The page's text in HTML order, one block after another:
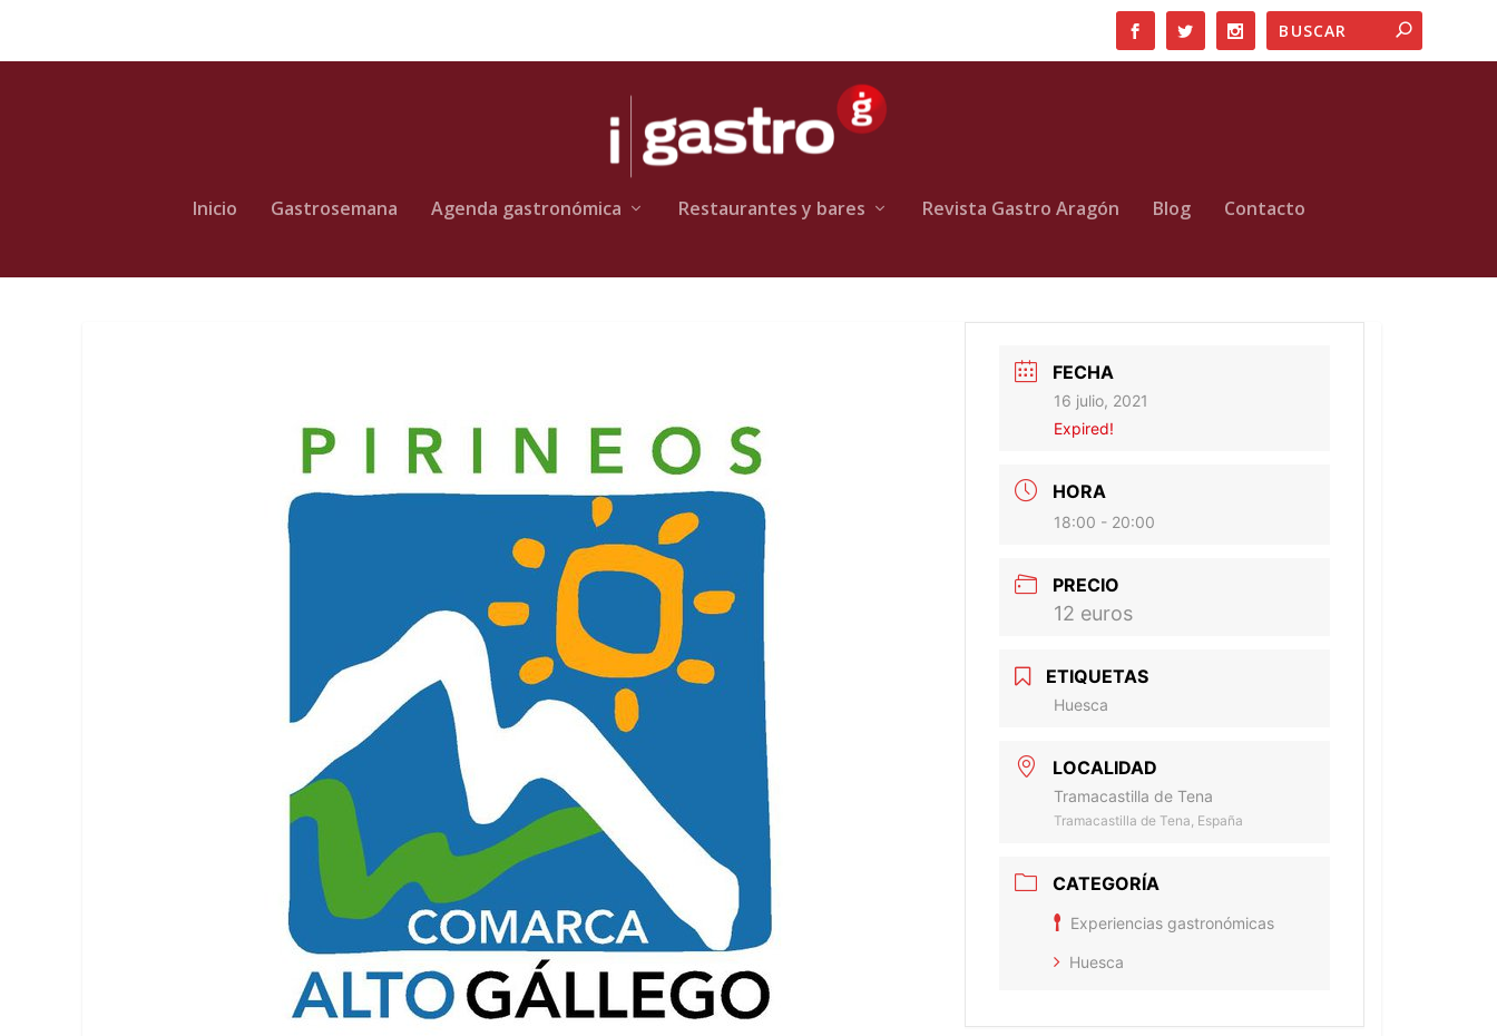
Inicio Gastrosemana Agenda gastronómica Restaurantes y bares Revista Gastro Aragón Blog Contacto
FECHA
16 julio, 2021
Expired!
HORA
18:00 - 20:00
PRECIO
12 euros
ETIQUETAS
Huesca
LOCALIDAD
Tramacastilla de Tena
Tramacastilla de Tena, España
CATEGORÍA
Experiencias gastronómicas
Huesca